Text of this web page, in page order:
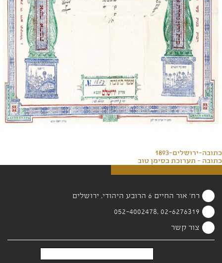
כתובה-ירושלים-1893
כתובה - תערוכת בסימן טוב
רח' אור החיים 6 הרובע היהודי, ירושלים
02-6276319 ,052-4002478
צור קשר